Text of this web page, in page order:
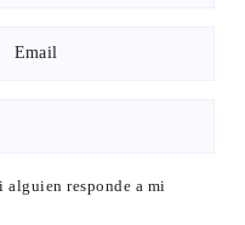
alguien responde a mi